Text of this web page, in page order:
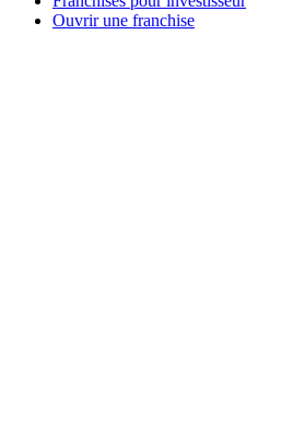
Ouvrir une franchise